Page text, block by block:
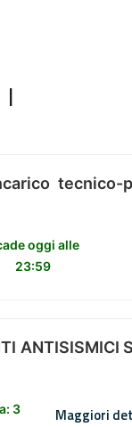
tecnico-
oggi alle
23:59
ANTISISMICI
3 Maggiori